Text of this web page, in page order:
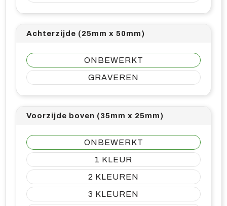
Achterzijde (25mm x 50mm)
ONBEWERKT
GRAVEREN
Voorzijde boven (35mm x 25mm)
ONBEWERKT
1
2
3